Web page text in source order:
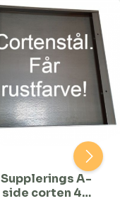
Supplerings A-
side corten 40